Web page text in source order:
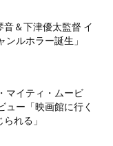
音＆下津優太監督 イ
ンルホラー誕生」
マイティ・ムービ
ュー「映画館に行く
れる」